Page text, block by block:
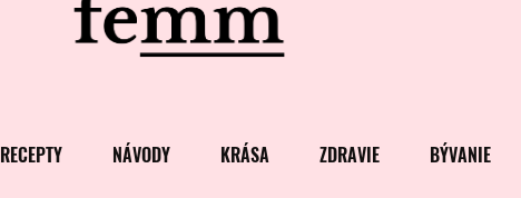
RECEPTY NÁVODY KRÁSA ZDRAVIE BÝVANIE